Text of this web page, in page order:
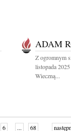
ADAM
Z ogromnym
listopada
Wieczną...
6 ... 68